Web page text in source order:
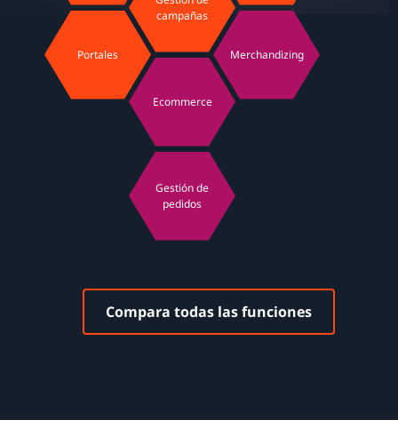
campañas
Portales Merchandizing
Ecommerce
Gestión de
pedidos
Compara todas las funciones